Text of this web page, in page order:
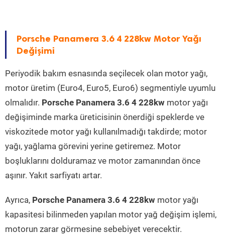
Porsche Panamera 3.6 4 228kw Motor Yağı
Değişimi
Periyodik bakım esnasında seçilecek olan motor yağı,
motor üretim (Euro4, Euro5, Euro6) segmentiyle uyumlu
olmalıdır. Porsche Panamera 3.6 4 228kw motor yağı
değişiminde marka üreticisinin önerdiği speklerde ve
viskozitede motor yağı kullanılmadığı takdirde; motor
yağı, yağlama görevini yerine getiremez. Motor
boşluklarını dolduramaz ve motor zamanından önce
aşınır. Yakıt sarfiyatı artar.
Ayrıca, Porsche Panamera 3.6 4 228kw motor yağı
kapasitesi bilinmeden yapılan motor yağ değişim işlemi,
motorun zarar görmesine sebebiyet verecektir.